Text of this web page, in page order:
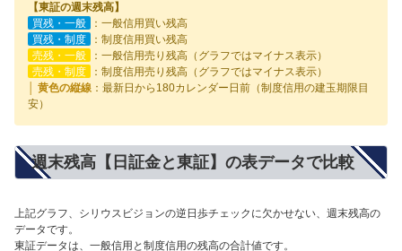
【東証の週末残高】
買残・一般
：一般信用買い残高
買残・制度
：制度信用買い残高
売残・一般
：一般信用売り残高（グラフではマイナス表示）
売残・制度
：制度信用売り残高（グラフではマイナス表示）
│ 黄色の縦線 ：最新日から180カレンダー日前（制度信用の建玉期限目
安）
週末残高【日証金と東証】の表データで比較
上記グラフ、シリウスビジョンの逆日歩チェックに欠かせない、週末残高の
データです。
東証データは、一般信用と制度信用の残高の合計値です。